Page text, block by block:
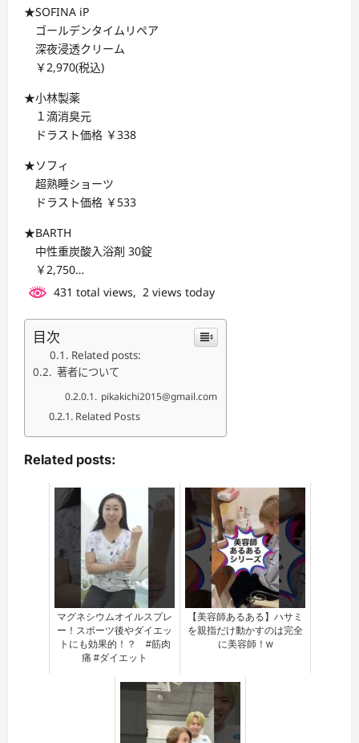
★SOFINA iP
ゴールデンタイムリペア
深夜浸透クリーム
￥2,970(税込)
★小林製薬
１滴消臭元
ドラスト価格 ￥338
★ソフィ
超熟睡ショーツ
ドラスト価格 ￥533
★BARTH
中性重炭酸入浴剤 30錠
￥2,750…
431 total views, 2 views today
目次
Related posts:
著者について
pikakichi2015@gmail.com
Related Posts
Related posts:
マグネシウムオイルスプレ
ー！スポーツ後やダイエッ
トにも効果的！？ #筋肉
痛 #ダイエット
【美容師あるある】ハサミ
を親指だけ動かすのは完全
に美容師！w